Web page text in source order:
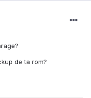
de ta rom?